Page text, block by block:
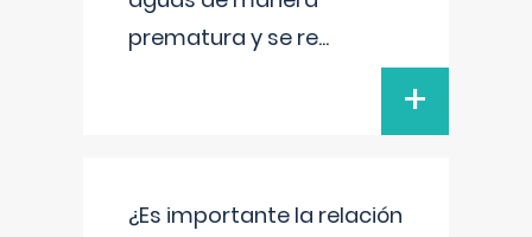
prematura y se re...
+
¿Es importante la relación